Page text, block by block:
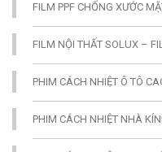
FILM PPF CHỐNG XƯỚC
FILM NỘI THẤT SOLUX –
PHIM CÁCH NHIỆT Ô TÔ
PHIM CÁCH NHIỆT NHÀ